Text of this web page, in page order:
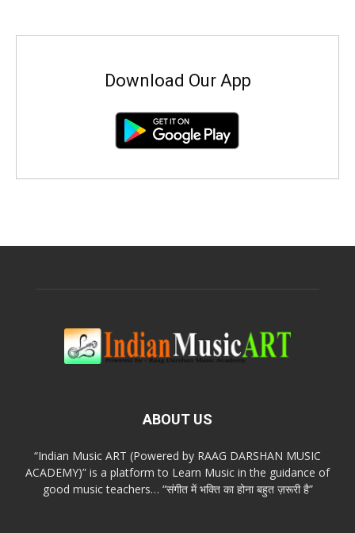
Download Our App
ABOUT US
“Indian Music ART (Powered by RAAG DARSHAN MUSIC
ACADEMY)” is a platform to Learn Music in the guidance of
good music teachers… “संगीत में भक्ति का होना बहुत ज़रूरी है”